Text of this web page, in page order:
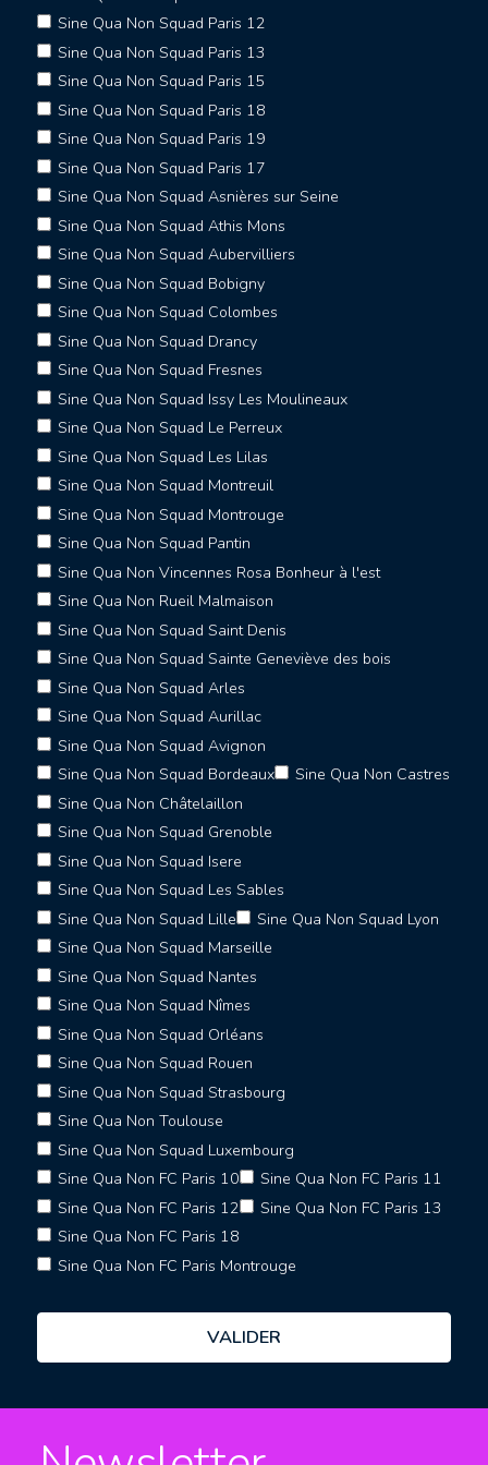
Sine Qua Non Squad Paris 12
Sine Qua Non Squad Paris 13
Sine Qua Non Squad Paris 15
Sine Qua Non Squad Paris 18
Sine Qua Non Squad Paris 19
Sine Qua Non Squad Paris 17
Sine Qua Non Squad Asnières sur Seine
Sine Qua Non Squad Athis Mons
Sine Qua Non Squad Aubervilliers
Sine Qua Non Squad Bobigny
Sine Qua Non Squad Colombes
Sine Qua Non Squad Drancy
Sine Qua Non Squad Fresnes
Sine Qua Non Squad Issy Les Moulineaux
Sine Qua Non Squad Le Perreux
Sine Qua Non Squad Les Lilas
Sine Qua Non Squad Montreuil
Sine Qua Non Squad Montrouge
Sine Qua Non Squad Pantin
Sine Qua Non Vincennes Rosa Bonheur à l'est
Sine Qua Non Rueil Malmaison
Sine Qua Non Squad Saint Denis
Sine Qua Non Squad Sainte Geneviève des bois
Sine Qua Non Squad Arles
Sine Qua Non Squad Aurillac
Sine Qua Non Squad Avignon
Sine Qua Non Squad Bordeaux
Sine Qua Non Castres
Sine Qua Non Châtelaillon
Sine Qua Non Squad Grenoble
Sine Qua Non Squad Isere
Sine Qua Non Squad Les Sables
Sine Qua Non Squad Lille
Sine Qua Non Squad Lyon
Sine Qua Non Squad Marseille
Sine Qua Non Squad Nantes
Sine Qua Non Squad Nîmes
Sine Qua Non Squad Orléans
Sine Qua Non Squad Rouen
Sine Qua Non Squad Strasbourg
Sine Qua Non Toulouse
Sine Qua Non Squad Luxembourg
Sine Qua Non FC Paris 10
Sine Qua Non FC Paris 11
Sine Qua Non FC Paris 12
Sine Qua Non FC Paris 13
Sine Qua Non FC Paris 18
Sine Qua Non FC Paris Montrouge